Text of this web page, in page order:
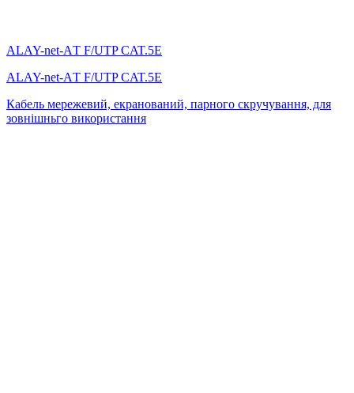
ALAY-net-AТ F/UTP CAT.5E
ALAY-net-AТ F/UTP CAT.5E
Кабель мережевий, екранований, парного скручування, для
зовнішньго використання